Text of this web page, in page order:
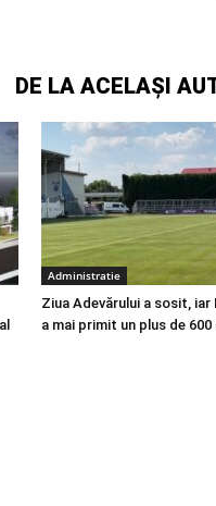
DE LA ACELAȘI
Administratie
Ziua Adevărului a sosit,
a mai primit un plus de